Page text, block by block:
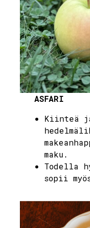
ASFARI
Kiinteä ja
maku.
Todella
sopii